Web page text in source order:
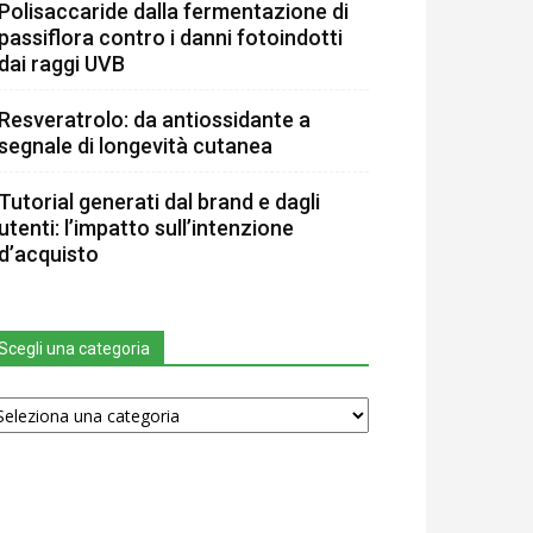
Polisaccaride dalla fermentazione di
passiflora contro i danni fotoindotti
dai raggi UVB
Resveratrolo: da antiossidante a
di longevità cutanea
Tutorial generati dal brand e dagli
utenti: l’impatto sull’intenzione
d’acquisto
una categoria